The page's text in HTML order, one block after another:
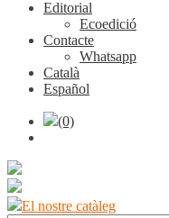
Editorial
Ecoedició
Contacte
Whatsapp
Català
Español
(0)
El nostre catàleg